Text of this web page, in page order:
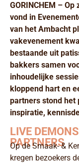
GORINCHEM –
vond in
van het Ambacht
vakevenement
bestaande uit
bakkers samen
inhoudelijke
kloppend hart en
partners stond het
inspiratie,
LIVE
PARTNERS
Op de Smaak- &
kregen bezoekers